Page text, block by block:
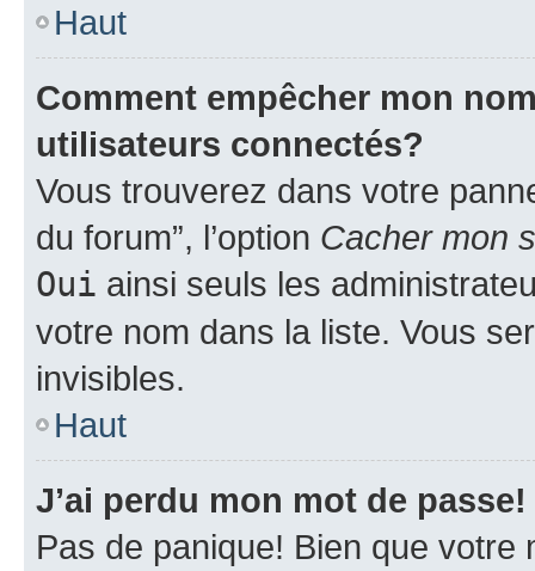
Haut
Comment empêcher mon
utilisateurs connectés?
Vous trouverez dans votre
du forum”, l’option Cacher mon
Oui ainsi seuls les
votre nom dans la liste. Vous
invisibles.
Haut
J’ai perdu mon mot de passe!
Pas de panique! Bien que